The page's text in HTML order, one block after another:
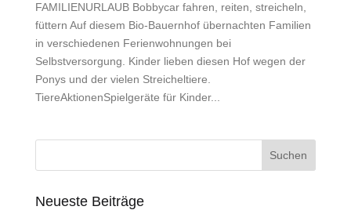
FAMILIENURLAUB Bobbycar fahren, reiten, streicheln,
füttern Auf diesem Bio-Bauernhof übernachten Familien
in verschiedenen Ferienwohnungen bei
Selbstversorgung. Kinder lieben diesen Hof wegen der
Ponys und der vielen Streicheltiere.
TiereAktionenSpielgeräte für Kinder...
Neueste Beiträge